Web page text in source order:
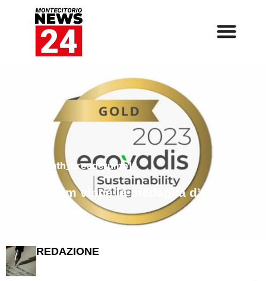
[rank_math_breadcrumb]
Econocom vince la medaglia d’oro
REDAZIONE